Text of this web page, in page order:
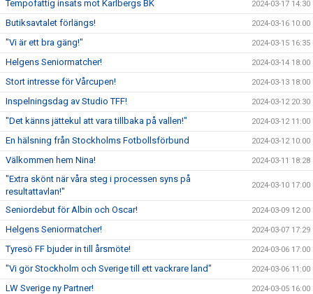
Tempofattig insats mot Karlbergs BK 2024-03-17 14:30
Butiksavtalet förlängs! 2024-03-16 10:00
"Vi är ett bra gäng!" 2024-03-15 16:35
Helgens Seniormatcher! 2024-03-14 18:00
Stort intresse för Vårcupen! 2024-03-13 18:00
Inspelningsdag av Studio TFF! 2024-03-12 20:30
"Det känns jättekul att vara tillbaka på vallen!" 2024-03-12 11:00
En hälsning från Stockholms Fotbollsförbund 2024-03-12 10:00
Välkommen hem Nina! 2024-03-11 18:28
"Extra skönt när våra steg i processen syns på
resultattavlan!"
2024-03-10 17:00
Seniordebut för Albin och Oscar! 2024-03-09 12:00
Helgens Seniormatcher! 2024-03-07 17:29
Tyresö FF bjuder in till årsmöte! 2024-03-06 17:00
"Vi gör Stockholm och Sverige till ett vackrare land" 2024-03-06 11:00
LW Sverige ny Partner! 2024-03-05 16:00